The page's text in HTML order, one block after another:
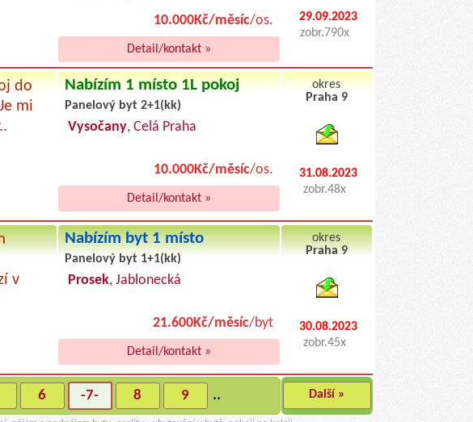
10.000Kč/měsíc/os.
Detail/kontakt »
29.09.2023
zobr.790x
do
mi
Nabízím 1 místo 1L pokoj
Panelový byt 2+1(kk)
Vysočany, Celá Praha
10.000Kč/měsíc/os.
Detail/kontakt »
okres
Praha 9
31.08.2023
zobr.48x
v
Nabízím byt 1 místo
Panelový byt 1+1(kk)
Prosek, Jablonecká
21.600Kč/měsíc/byt
Detail/kontakt »
okres
Praha 9
30.08.2023
zobr.45x
6 -7- 8 9 .. Další »